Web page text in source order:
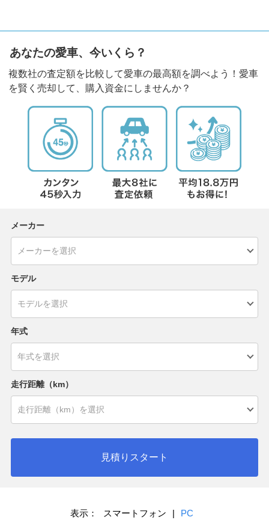
あなたの愛車、今いくら？
複数社の査定額を比較して愛車の最高額を調べよう！愛車
を賢く売却して、購入資金にしませんか？
メーカー
モデル
年式
走行距離（km）
見積りスタート
表示： スマートフォン | PC